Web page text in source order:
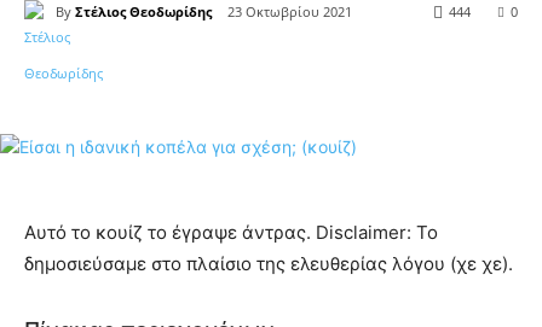
By Στέλιος Θεοδωρίδης 23 Οκτωβρίου 2021 0
444
Αυτό το κουίζ το έγραψε άντρας. Disclaimer: To
δημοσιεύσαμε στο πλαίσιο της ελευθερίας λόγου (χε χε).